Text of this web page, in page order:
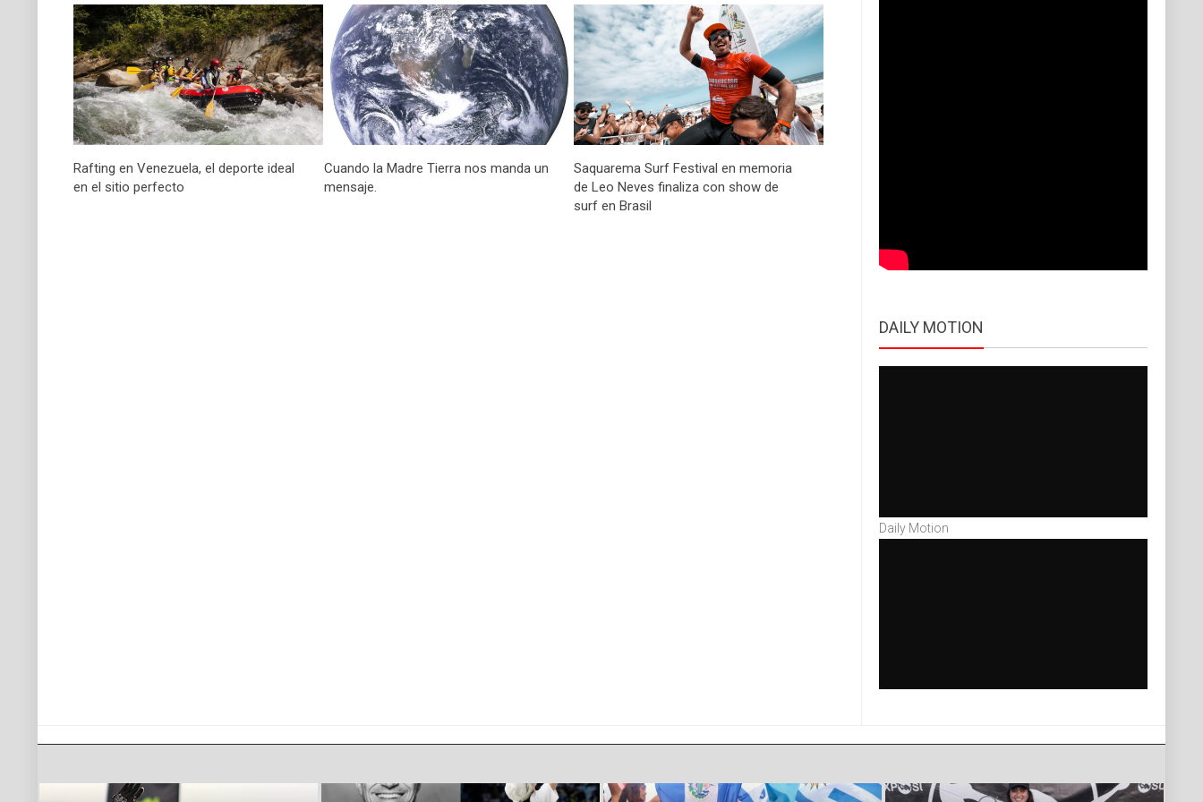
Rafting en Venezuela, el deporte ideal
en el sitio perfecto
Cuando la Madre Tierra nos manda un
mensaje.
Saquarema Surf Festival en memoria
de Leo Neves finaliza con show de
surf en Brasil
DAILY MOTION
Daily Motion